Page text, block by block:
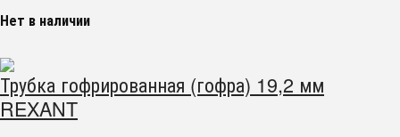
Нет в наличии
Трубка гофрированная (гофра) 19,2 мм
REXANT